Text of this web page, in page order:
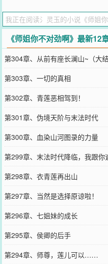
有千秋的师姐出现在单千眼前时
香啊~至尊女魔头大师姐：“小师
科研狂人二师姐：“小千儿，快来
知处~”魔道剑仙三师姐：“单干，
废了你！”……来自单千的高级凡尔
姐，老子一共有七个！”
您要是觉得《师姐你不对劲啊
博微信里的朋友推荐哦！
《师姐你不对劲啊》最新12
第304章、从前有座长澜山~（大
第303章、一切的真相
第302章、青莲恶相驾到！
第301章、伪境天阶与末法时代
第300章、血染山河图录的力量
第299章、末法时代降临，我跟你
第298章、衣青莲再出山
第297章、当然是选择原谅啦！
第296章、七姐妹的成长
第295章、侯卿的后手
第294章、师尊，莲儿可以……